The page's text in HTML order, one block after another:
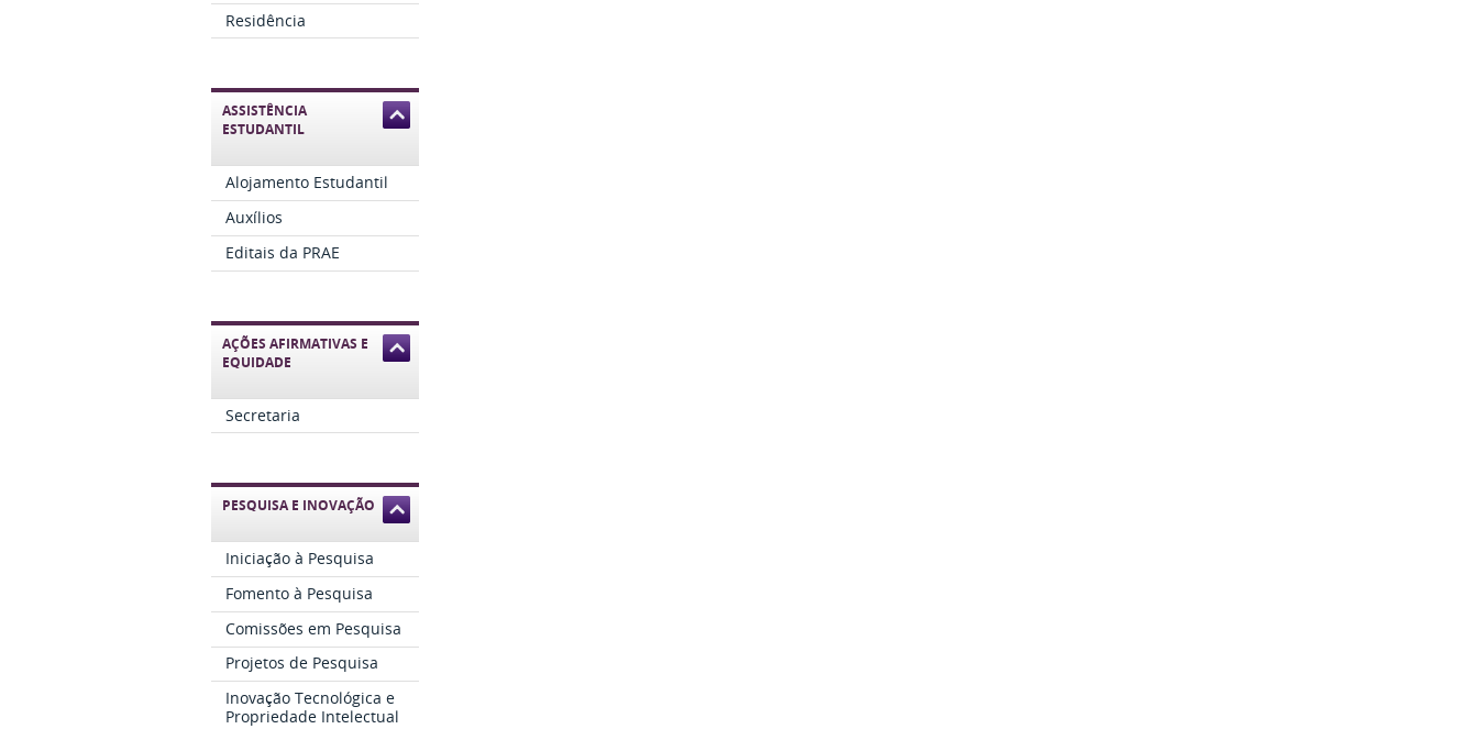
Residência
ASSISTÊNCIA
ESTUDANTIL
Alojamento Estudantil
Auxílios
Editais da PRAE
AÇÕES AFIRMATIVAS E
EQUIDADE
Secretaria
PESQUISA E INOVAÇÃO
Iniciação à Pesquisa
Fomento à Pesquisa
Comissões em Pesquisa
Projetos de Pesquisa
Inovação Tecnológica e
Propriedade Intelectual